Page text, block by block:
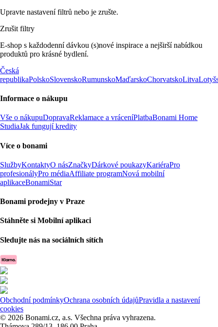
Upravte nastavení filtrů nebo je zrušte.
Zrušit filtry
E-shop s každodenní dávkou (s)nové inspirace a nejširší nabídkou
produktů pro krásné bydlení.
Česká
republikaPolskoSlovenskoRumunskoMaďarskoChorvatskoLitva
Informace o nákupu
Vše o nákupuDopravaReklamace a vráceníPlatbaBonami Home
StudiaJak fungují kredity
Více o bonami
SlužbyKontaktyO násZnačkyDárkové poukazyKariéraPro
profesionályPro médiaAffiliate programNová mobilní
aplikaceBonamiStar
Bonami prodejny v Praze
Stáhněte si Mobilní aplikaci
Sledujte nás na sociálních sítích
Obchodní podmínkyOchrana osobních údajůPravidla a nastavení
cookies
© 2026 Bonami.cz, a.s. Všechna práva vyhrazena.